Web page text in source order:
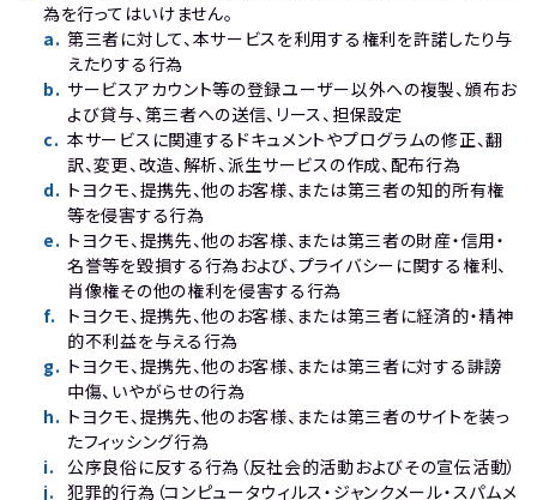
為を行ってはいけません。
a. 第三者に対して、本サービスを利用する権利を許諾したり与
えたりする行為
b. サービスアカウント等の登録ユーザー以外への複製、頒布お
よび貸与、第三者への送信、リース、担保設定
c. 本サービスに関連するドキュメントやプログラムの修正、翻
訳、変更、改造、解析、派生サービスの作成、配布行為
d. トヨクモ、提携先、他のお客様、または第三者の知的所有権
等を侵害する行為
e. トヨクモ、提携先、他のお客様、または第三者の財産・信用・
名誉等を毀損する行為および、プライバシーに関する権利、
肖像権その他の権利を侵害する行為
f.
トヨクモ、提携先、他のお客様、または第三者に経済的・精神
的不利益を与える行為
g. トヨクモ、提携先、他のお客様、または第三者に対する誹謗
中傷、いやがらせの行為
h. トヨクモ、提携先、他のお客様、または第三者のサイトを装っ
たフィッシング行為
i.
公序良俗に反する行為（反社会的活動およびその宣伝活動）
j. 犯罪的行為（コンピュータウィルス・ジャンクメール・スパムメ